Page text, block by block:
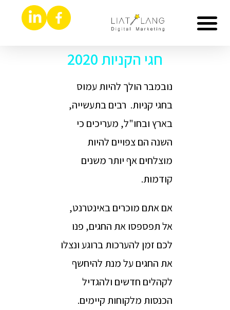
חגי הקניות 2020
נובמבר הולך להיות עמוס
בחגי קניות. רבים בתעשייה,
בארץ ובחו"ל, מעריכים כי
השנה הם צפויים להיות
מוצלחים אף יותר משנים
קודמות.
אם אתם מוכרים באינטרנט,
אל תפספסו את החגים, פנו
לכם זמן להערכות ברוגע ונצלו
את החגים על מנת להיחשף
לקהלים חדשים ולהגדיל
הכנסות מלקוחות קיימים.